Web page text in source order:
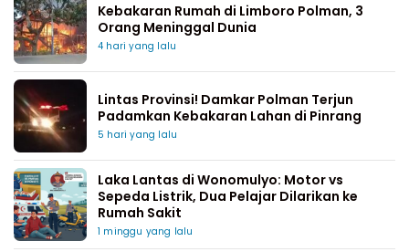
Kebakaran Rumah di Limboro Polman, 3
Orang Meninggal Dunia
4 hari yang lalu
Lintas Provinsi! Damkar Polman Terjun
Padamkan Kebakaran Lahan di Pinrang
5 hari yang lalu
Laka Lantas di Wonomulyo: Motor vs
Sepeda Listrik, Dua Pelajar Dilarikan ke
Rumah Sakit
1 minggu yang lalu